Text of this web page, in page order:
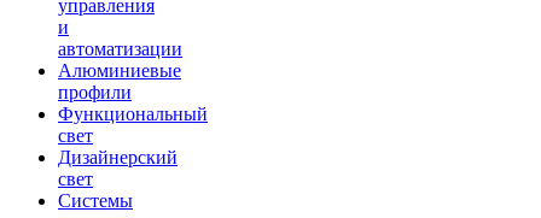
управления
и
автоматизации
Алюминиевые
профили
Функциональный
свет
Дизайнерский
свет
Системы